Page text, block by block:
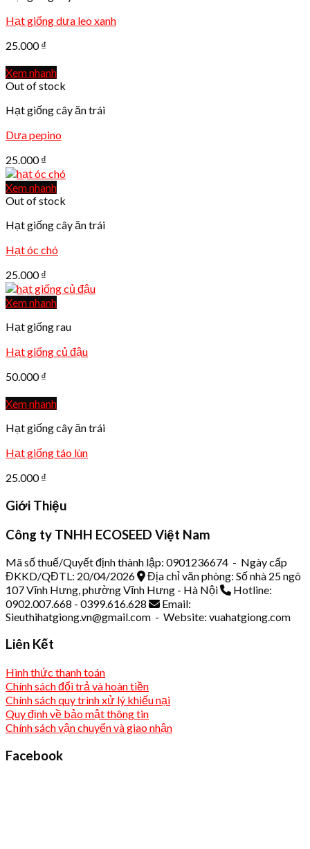
Hạt giống dưa leo xanh
25.000₫
Xem nhanh
Out of stock
Hạt giống cây ăn trái
Dưa pepino
25.000₫
Xem nhanh
Out of stock
Hạt giống cây ăn trái
Hạt óc chó
25.000₫
Xem nhanh
Hạt giống rau
Hạt giống củ đậu
50.000₫
Xem nhanh
Hạt giống cây ăn trái
Hạt giống táo lùn
25.000₫
Giới Thiệu
Công ty TNHH ECOSEED Việt Nam
Mã số thuế/Quyết định thành lập: 0901236674 - Ngày cấp
ĐKKD/QĐTL: 20/04/2026
Địa chỉ văn phòng: Số nhà 25 ngõ
107 Vĩnh Hưng, phường Vĩnh Hưng - Hà Nội
Hotline:
0902.007.668 - 0399.616.628
Email:
Sieuthihatgiong.vn@gmail.com - Website: vuahatgiong.com
Liên Kết
Hình thức thanh toán
Chính sách đổi trả và hoàn tiền
Chính sách quy trình xử lý khiếu nại
Quy định về bảo mật thông tin
Chính sách vận chuyển và giao nhận
Facebook